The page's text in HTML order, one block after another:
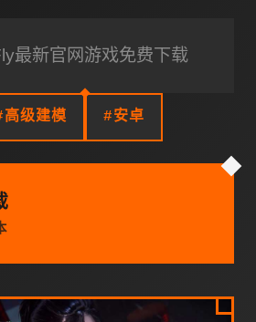
最新官网游戏免费下载
高级建模 #安卓